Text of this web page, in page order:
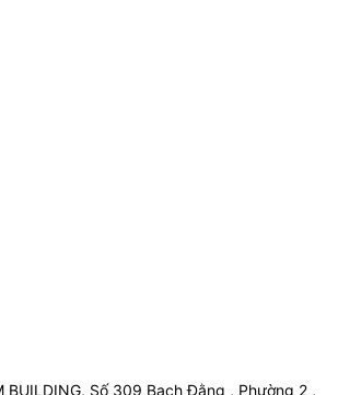
BUILDING, Số 309 Bạch Đằng , Phường 2 ,